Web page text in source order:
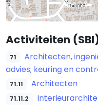
Activiteiten
71
Architecten,
advies; keuring en
71.11 Architecten
71.11.2